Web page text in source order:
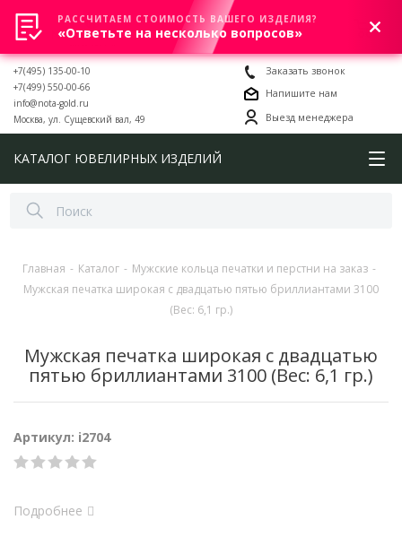
0
+7(495) 135-00-10
+7(499) 550-00-66
info@nota-gold.ru
Москва, ул. Сущевский вал, 49
Заказать звонок
Напишите нам
Выезд менеджера
КАТАЛОГ ЮВЕЛИРНЫХ ИЗДЕЛИЙ
Главная - Каталог - Мужские кольца печатки и перстни на заказ -
Мужская печатка широкая с двадцатью пятью бриллиантами 3100
(Вес: 6,1 гр.)
Мужская печатка широкая с двадцатью
пятью бриллиантами 3100 (Вес: 6,1 гр.)
Артикул: i2704
Подробнее
РАССЧИТАЕМ СТОИМОСТЬ ВАШЕГО ИЗДЕЛИЯ?
«Ответьте на несколько вопросов»